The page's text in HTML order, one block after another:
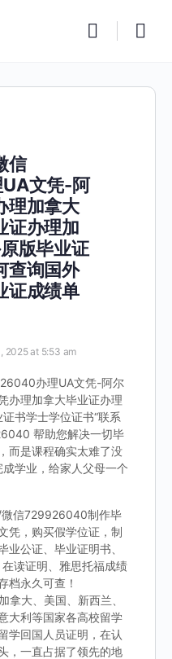
信
文凭-阿
理加拿大
证办理加
版毕业证
查询国外
证成绩单
2025 at 5:53 am
办理UA文凭-阿尔
办理加拿大毕业证办理
书学士学位证书“联系
帮助您解决一切毕
而是课程确实太难了没
学业，给家人父母一个
微信729926040制作毕
凭，购买假学位证，制
业公证、毕业证明书、
读证明、雅思托福成绩
档永久可查！
大、美国、新西兰、
大利等国家各高校留学
学回国人员证明，在认
，一直占据了领先的地